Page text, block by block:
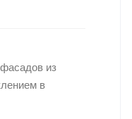
из
в